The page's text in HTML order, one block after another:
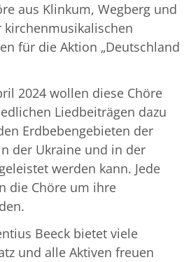
aus Klinkum, Wegberg und
für die Aktion „Deutschland
2024 wollen diese Chöre
Liedbeiträgen dazu
Erdbebengebieten der
der Ukraine und in der
werden kann. Jede
die Chöre um ihre
Beeck bietet viele
und alle Aktiven freuen